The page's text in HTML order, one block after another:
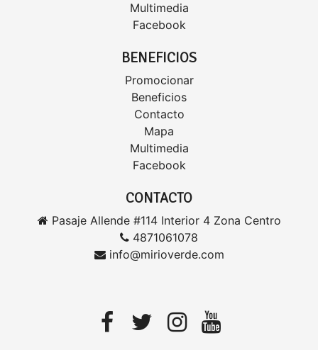
Multimedia
Facebook
BENEFICIOS
Promocionar
Beneficios
Contacto
Mapa
Multimedia
Facebook
CONTACTO
Pasaje Allende #114 Interior 4 Zona Centro
4871061078
info@mirioverde.com